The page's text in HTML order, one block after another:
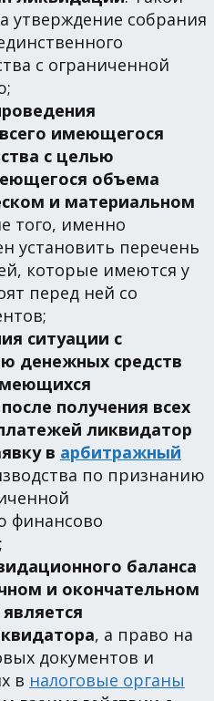
утверждение собрания
с ограниченной
всего имеющегося
с целью
объема
и материальном
того, именно
установить перечень
которые имеются у
перед ней со
ситуации с
денежных средств
получения всех
ликвидатор
в арбитражный
по признанию
финансово
баланса
и окончательном
, а право на
документов и
в налоговые органы